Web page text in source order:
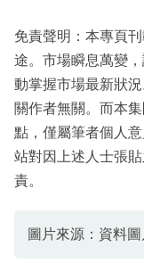
免責聲明：本專頁
途。市場瞬息萬變
動掌握市場最新狀
關作者無關。而本
點，僅屬筆者個人
站對因上述人士張
責。
圖片來源：資料